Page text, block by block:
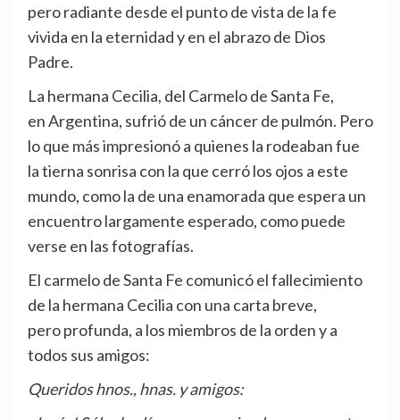
pero radiante desde el punto de vista de la fe
vivida en la eternidad y en el abrazo de Dios
Padre.
La hermana Cecilia, del Carmelo de Santa Fe,
en Argentina, sufrió de un cáncer de pulmón. Pero
lo que más impresionó a quienes la rodeaban fue
la tierna sonrisa con la que cerró los ojos a este
mundo, como la de una enamorada que espera un
encuentro largamente esperado, como puede
verse en las fotografías.
El carmelo de Santa Fe comunicó el fallecimiento
de la hermana Cecilia con una carta breve,
pero profunda, a los miembros de la orden y a
todos sus amigos:
Queridos hnos., hnas. y amigos: